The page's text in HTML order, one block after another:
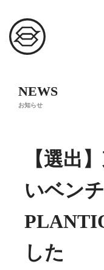
NEWS
お知らせ
【選出
いベン
した